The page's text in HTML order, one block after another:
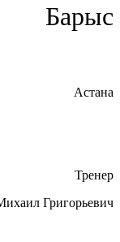
Барыс
Астана
Тренер
Григорьевич